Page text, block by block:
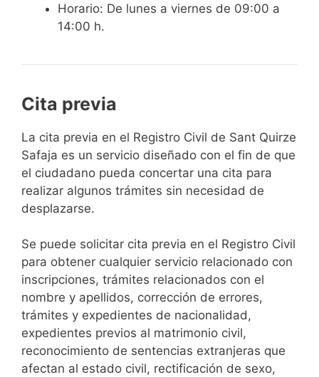
Horario: De lunes a viernes de 09:00 a
14:00 h.
Cita previa
​​​​​​​​​​​​​​​​​​​​​​​​​​​​La cita previa en el Registro Civil de Sant Quirze
Safaja es un servicio diseñado con el fin de que
el ciudadano pueda concertar una cita para
realizar algunos trámites sin necesidad de
desplazarse.​
Se puede solicitar cita previa en el Registro Civil
para obtener cualquier servicio relacionado con
inscripciones, trámites relacionados con el
nombre y apellidos, corrección de errores,
trámites y expedientes de nacionalidad,
expedientes previos al matrimonio civil,
reconocimiento de sentencias extranjeras que
afectan al estado civil, rectificación de sexo,